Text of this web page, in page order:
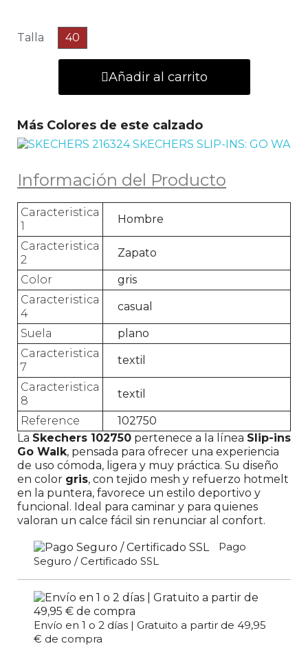
Talla 40
Añadir al carrito
Más Colores de este calzado
Información del Producto
Caracteristica
1
Hombre
Caracteristica
2
Zapato
Color
gris
Caracteristica
4
casual
Suela
plano
Caracteristica
7
textil
Caracteristica
8
textil
Reference
102750
La Skechers 102750 pertenece a la línea Slip-ins
Go Walk, pensada para ofrecer una experiencia
de uso cómoda, ligera y muy práctica. Su diseño
en color gris, con tejido mesh y refuerzo hotmelt
en la puntera, favorece un estilo deportivo y
funcional. Ideal para caminar y para quienes
valoran un calce fácil sin renunciar al confort.
Pago
Seguro / Certificado SSL
Envío en 1 o 2 días | Gratuito a partir de 49,95
€ de compra